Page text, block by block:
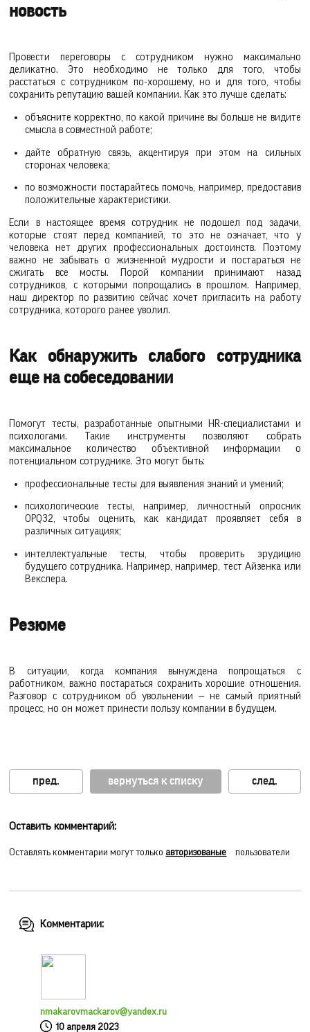
новость
Провести переговоры с сотрудником нужно максимально
деликатно. Это необходимо не только для того, чтобы
расстаться с сотрудником по-хорошему, но и для того, чтобы
сохранить репутацию вашей компании. Как это лучше сделать:
объясните корректно, по какой причине вы больше не видите
смысла в совместной работе;
дайте обратную связь, акцентируя при этом на сильных
сторонах человека;
по возможности постарайтесь помочь, например, предоставив
положительные характеристики.
Если в настоящее время сотрудник не подошел под задачи,
которые стоят перед компанией, то это не означает, что у
человека нет других профессиональных достоинств. Поэтому
важно не забывать о жизненной мудрости и постараться не
сжигать все мосты. Порой компании принимают назад
сотрудников, с которыми попрощались в прошлом. Например,
наш директор по развитию сейчас хочет пригласить на работу
сотрудника, которого ранее уволил.
Как обнаружить слабого сотрудника
еще на собеседовании
Помогут тесты, разработанные опытными HR-специалистами и
психологами. Такие инструменты позволяют собрать
максимальное количество объективной информации о
потенциальном сотруднике. Это могут быть:
профессиональные тесты для выявления знаний и умений;
психологические тесты, например, личностный опросник
OPQ32, чтобы оценить, как кандидат проявляет себя в
различных ситуациях;
интеллектуальные тесты, чтобы проверить эрудицию
будущего сотрудника. Например, например, тест Айзенка или
Векслера.
Резюме
В ситуации, когда компания вынуждена попрощаться с
работником, важно постараться сохранить хорошие отношения.
Разговор с сотрудником об увольнении — не самый приятный
процесс, но он может принести пользу компании в будущем.
вернуться к списку
Оставить комментарий:
Оставлять комментарии могут только авторизованые пользователи
Комментарии:
nmakarovmackarov@yandex.ru
10 апреля 2023